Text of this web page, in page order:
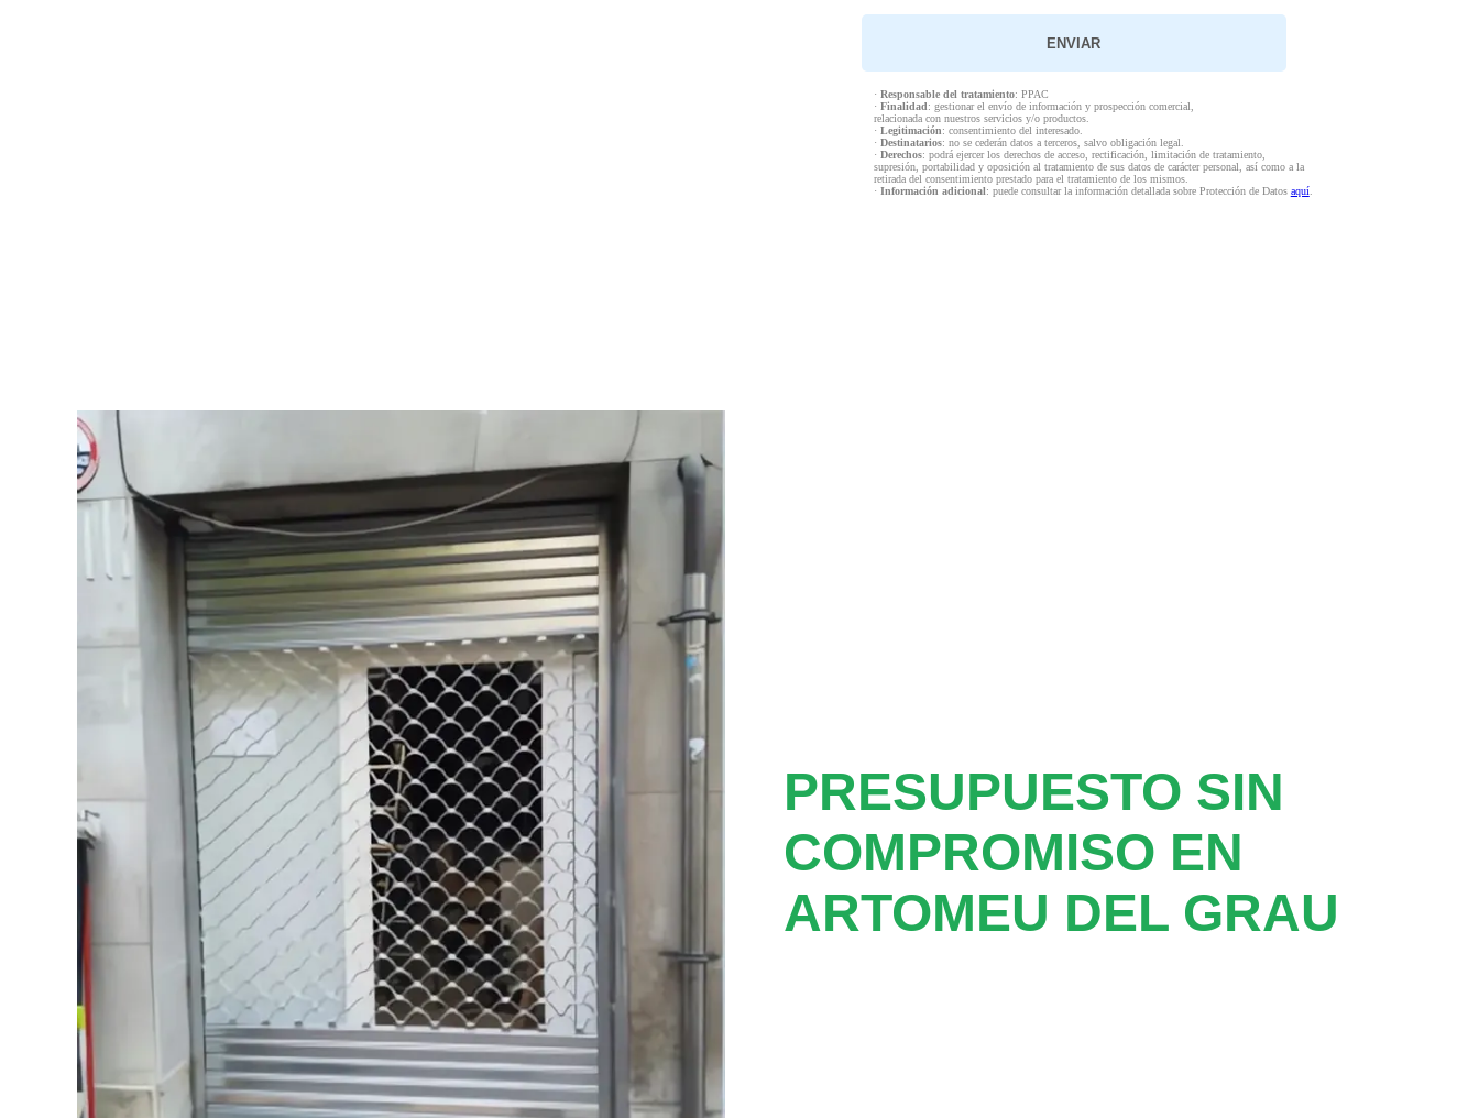
· Responsable del tratamiento: PPAC
· Finalidad: gestionar el envío de información y prospección comercial,
relacionada con nuestros servicios y/o productos.
· Legitimación: consentimiento del interesado.
· Destinatarios: no se cederán datos a terceros, salvo obligación legal.
· Derechos: podrá ejercer los derechos de acceso, rectificación, limitación de tratamiento,
supresión, portabilidad y oposición al tratamiento de sus datos de carácter personal, así como a la
retirada del consentimiento prestado para el tratamiento de los mismos.
· Información adicional: puede consultar la información detallada sobre Protección de Datos aquí.
PRESUPUESTO SIN
COMPROMISO EN
ARTOMEU DEL GRAU